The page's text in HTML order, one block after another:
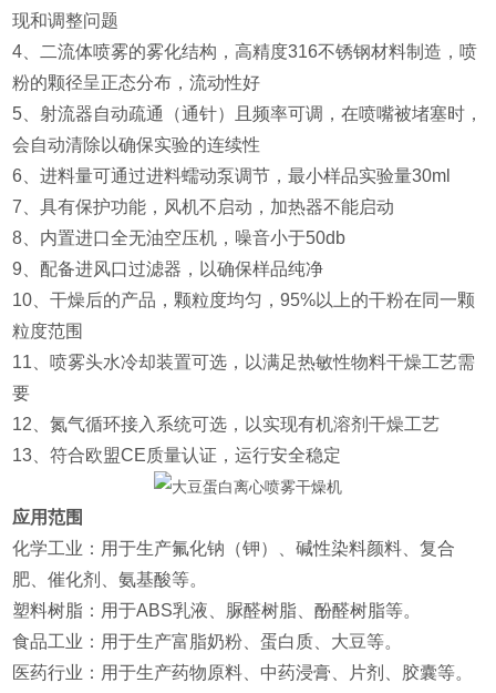
现和调整问题
4、二流体喷雾的雾化结构，高精度316不锈钢材料制造，喷
粉的颗径呈正态分布，流动性好
5、射流器自动疏通（通针）且频率可调，在喷嘴被堵塞时，
会自动清除以确保实验的连续性
6、进料量可通过进料蠕动泵调节，最小样品实验量30ml
7、具有保护功能，风机不启动，加热器不能启动
8、内置进口全无油空压机，噪音小于50db
9、配备进风口过滤器，以确保样品纯净
10、干燥后的产品，颗粒度均匀，95%以上的干粉在同一颗
粒度范围
11、喷雾头水冷却装置可选，以满足热敏性物料干燥工艺需
要
12、氮气循环接入系统可选，以实现有机溶剂干燥工艺
13、符合欧盟CE质量认证，运行安全稳定
应用范围
‌化学工业‌：用于生产氟化钠（钾）、碱性染料颜料、复合
肥、催化剂、氨基酸等‌。
‌塑料树脂‌：用于ABS乳液、脲醛树脂、酚醛树脂等‌。
‌食品工业‌：用于生产富脂奶粉、蛋白质、大豆等‌。
‌医药行业‌：用于生产药物原料、中药浸膏、片剂、胶囊等‌。